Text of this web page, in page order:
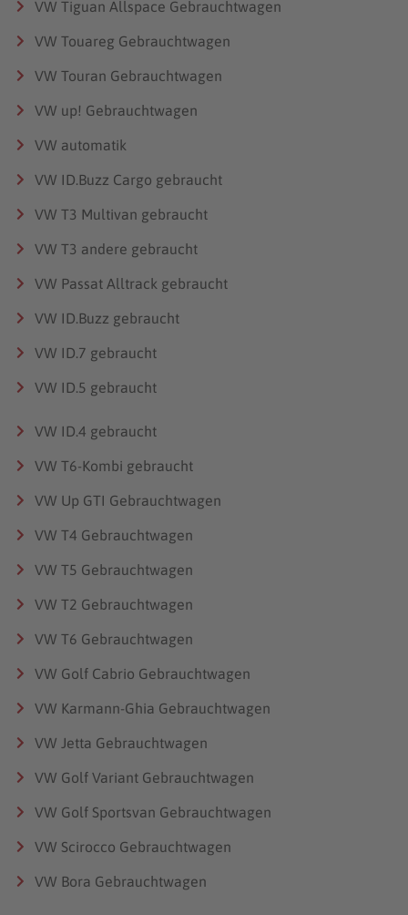
VW Tiguan Allspace Gebrauchtwagen
VW Touareg Gebrauchtwagen
VW Touran Gebrauchtwagen
VW up! Gebrauchtwagen
VW automatik
VW ID.Buzz Cargo gebraucht
VW T3 Multivan gebraucht
VW T3 andere gebraucht
VW Passat Alltrack gebraucht
VW ID.Buzz gebraucht
VW ID.7 gebraucht
VW ID.5 gebraucht
VW ID.4 gebraucht
VW T6-Kombi gebraucht
VW Up GTI Gebrauchtwagen
VW T4 Gebrauchtwagen
VW T5 Gebrauchtwagen
VW T2 Gebrauchtwagen
VW T6 Gebrauchtwagen
VW Golf Cabrio Gebrauchtwagen
VW Karmann-Ghia Gebrauchtwagen
VW Jetta Gebrauchtwagen
VW Golf Variant Gebrauchtwagen
VW Golf Sportsvan Gebrauchtwagen
VW Scirocco Gebrauchtwagen
VW Bora Gebrauchtwagen